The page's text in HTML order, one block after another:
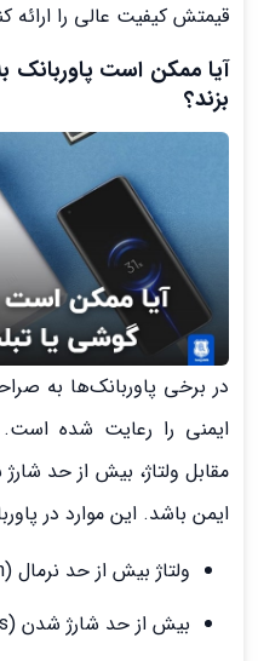
قیمتش کیفیت عالی را ارائه
آیا ممکن است پاوربانک
بزند؟
در برخی پاوربانک‌ها به
ایمنی را رعایت شده است.
مقابل ولتاژ، بیش از حد
ایمن باشد. این موارد در
ولتاژ بیش از حد نرمال (Over Voltage Protection)
بیش از حد شارژ شدن (Over Charge Protections)